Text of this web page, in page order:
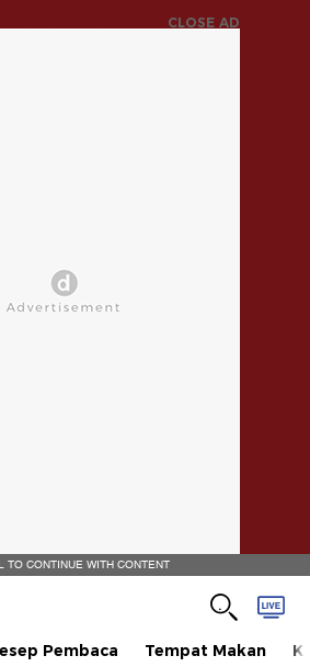
CLOSE AD
TO CONTINUE WITH CONTENT
Pembaca Tempat Makan